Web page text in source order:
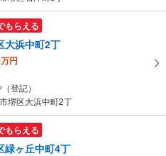
もらえる
大浜中町2丁
円
2
（登記）
堺区大浜中町2丁
もらえる
緑ヶ丘中町4丁